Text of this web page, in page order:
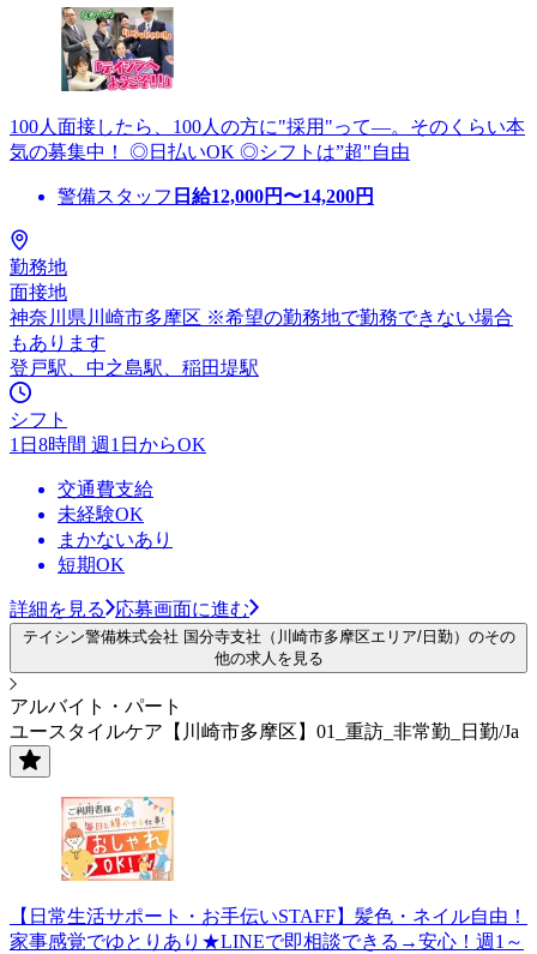
100人面接したら、100人の方に"採用"って―。そのくらい本
気の募集中！ ◎日払いOK ◎シフトは”超"自由
警備スタッフ 日給12,000円〜14,200円
勤務地
面接地
神奈川県川崎市多摩区 ※希望の勤務地で勤務できない場合
もあります
登戸駅、中之島駅、稲田堤駅
シフト
1日8時間 週1日からOK
交通費支給
未経験OK
まかないあり
短期OK
詳細を見る 応募画面に進む
テイシン警備株式会社 国分寺支社（川崎市多摩区エリア/日勤）のその
他の求人を見る
アルバイト・パート
ユースタイルケア【川崎市多摩区】01_重訪_非常勤_日勤/Ja
【日常生活サポート・お手伝いSTAFF】髪色・ネイル自由！
家事感覚でゆとりあり★LINEで即相談できる→安心！週1～